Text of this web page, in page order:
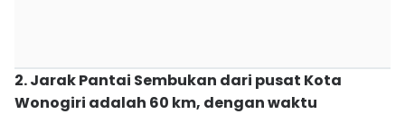
2. Jarak Pantai Sembukan dari pusat Kota
Wonogiri adalah 60 km, dengan waktu